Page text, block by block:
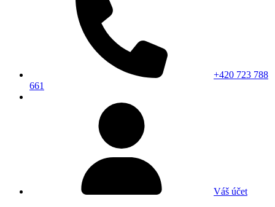
+420 723 788
661
Váš účet